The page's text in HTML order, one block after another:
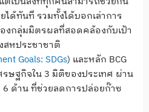
ได้ทันที รวมทั้งได้บอกเล่าการ
งกลุ่มมิตรผลที่สอดคล้องกับเป้า
หประชาชาติ
Goals: SDGs) และหลัก BCG
ษฐกิจใน 3 มิติของประเทศ ผ่าน
6 ด้าน ที่ช่วยลดการปล่อยก๊าซ